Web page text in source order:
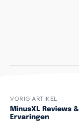
VORIG ARTIKEL
MinusXL Reviews &
Ervaringen